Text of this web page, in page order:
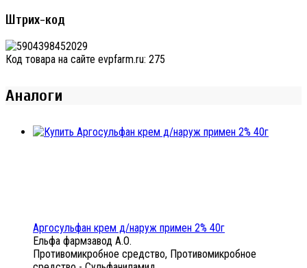
Штрих-код
Код товара на сайте evpfarm.ru: 275
Аналоги
Аргосульфан крем д/наруж примен 2% 40г
Ельфа фармзавод А.О.
Противомикробное средство, Противомикробное